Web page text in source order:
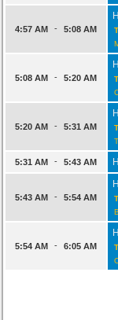
4:57 AM - 5:08 AM
5:08 AM - 5:20 AM
5:20 AM - 5:31 AM
5:31 AM - 5:43 AM
5:43 AM - 5:54 AM
5:54 AM - 6:05 AM